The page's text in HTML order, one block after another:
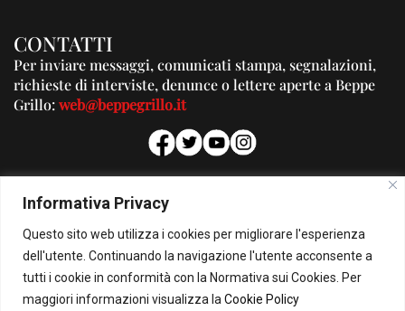
Informativa Privacy
Questo sito web utilizza i cookies per migliorare l'esperienza
dell'utente. Continuando la navigazione l'utente acconsente a
tutti i cookie in conformità con la Normativa sui Cookies. Per
maggiori informazioni visualizza la Cookie Policy
CONTATTI
Per inviare messaggi, comunicati stampa, segnalazioni,
richieste di interviste, denunce o lettere aperte a Beppe
Grillo:web@beppegrillo.it
PUBBLICITA'
Per la tua pubblicità su questo Blog:
pubblicita@beppegrillo.it